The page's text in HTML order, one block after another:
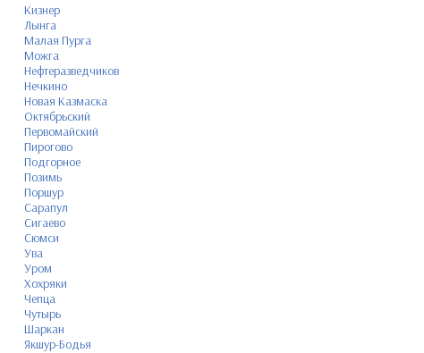
Кизнер
Лынга
Малая Пурга
Можга
Нефтеразведчиков
Нечкино
Новая Казмаска
Октябрьский
Первомайский
Пирогово
Подгорное
Позимь
Поршур
Сарапул
Сигаево
Сюмси
Ува
Уром
Хохряки
Чепца
Чутырь
Шаркан
Якшур-Бодья